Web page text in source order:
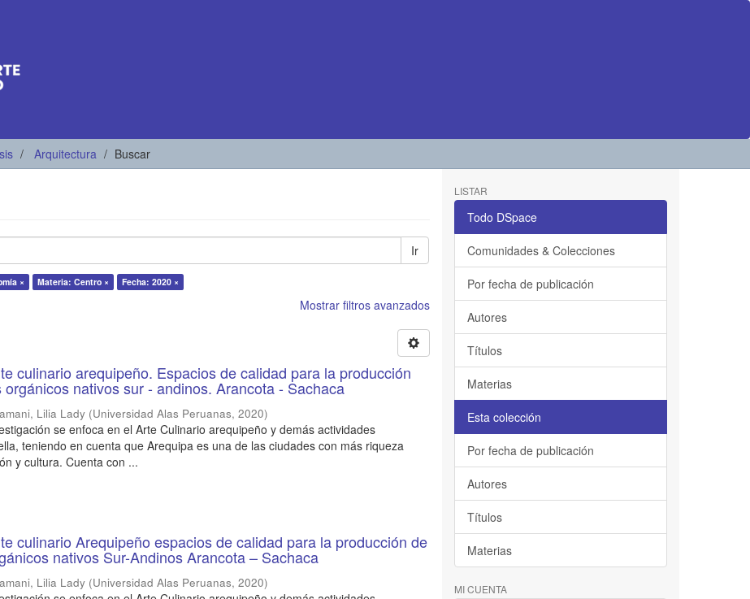
Arquitectura Buscar
Ir
× Materia: Centro × Fecha: 2020 ×
Mostrar filtros avanzados
culinario arequipeño. Espacios de calidad para la producción
orgánicos nativos sur - andinos. Arancota - Sachaca
Lilia Lady (Universidad Alas Peruanas,2020)
se enfoca en el Arte Culinario arequipeño y demás actividades
teniendo en cuenta que Arequipa es una de las ciudades con más riqueza
y cultura. Cuenta con ...
culinario Arequipeño espacios de calidad para la producción de
nativos Sur-Andinos Arancota – Sachaca
Lilia Lady (Universidad Alas Peruanas,2020)
LISTAR
Todo DSpace
Comunidades & Colecciones
Por fecha de publicación
Autores
Títulos
Materias
Esta colección
Por fecha de publicación
Autores
Títulos
Materias
MI CUENTA